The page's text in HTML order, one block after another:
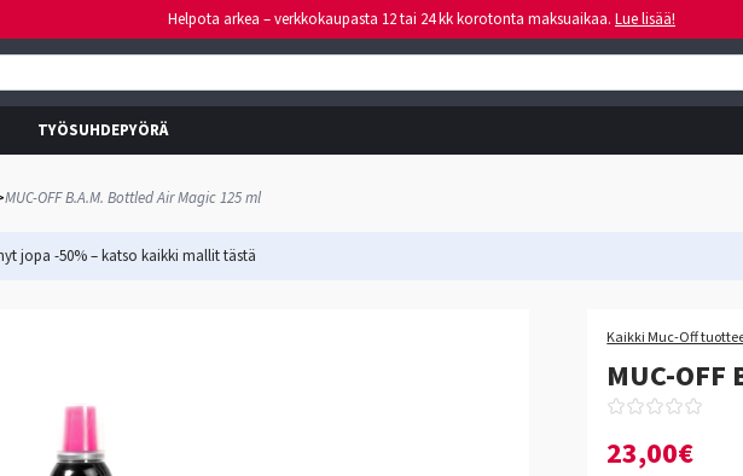
Helpota arkea – verkkokaupasta 12 tai 24 kk korotonta maksuaikaa. Lue lisää!
TYÖSUHDEPYÖRÄ
MUC-OFF B.A.M. Bottled Air Magic 125 ml
jopa -50% – katso kaikki mallittästä
Kaikki Muc-Off
MUC-
23,00€